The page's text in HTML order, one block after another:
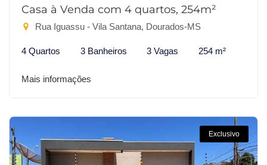
Casa à Venda com 4 quartos, 254m²
Rua Iguassu - Vila Santana, Dourados-MS
4 Quartos 3 Banheiros 3 Vagas 254 m²
Mais informações
Exclusivo